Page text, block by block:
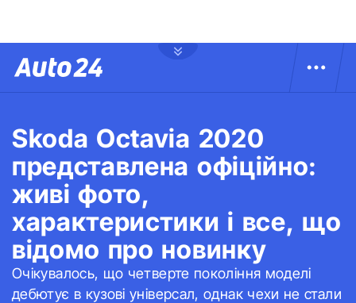
Skoda Octavia 2020
представлена офіційно:
живі фото,
характеристики і все, що
відомо про новинку
Очікувалось, що четверте покоління моделі
дебютує в кузові універсал, однак чехи не стали